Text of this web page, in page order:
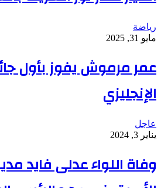
رياضة
مايو 31, 2025
عمر مرموش يفوز بأول
الإنجليزي
عاجل
يناير 3, 2024
وفاة اللواء عدلى فايد